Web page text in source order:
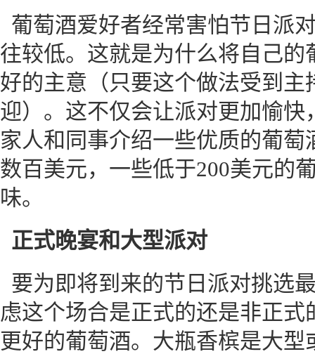
葡萄酒爱好者经常害怕节日派
往较低。这就是为什么将自己
好的主意（只要这个做法受到
迎）。这不仅会让派对更加愉
家人和同事介绍一些优质的葡
数百美元，一些低于200美元的
味。
正式晚宴和大型派对
要为即将到来的节日派对挑选
虑这个场合是正式的还是非正
更好的葡萄酒。大瓶香槟是大